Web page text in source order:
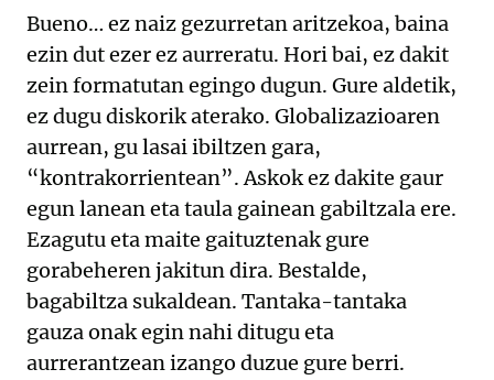
Bueno… ez naiz gezurretan aritzekoa, baina
ezin dut ezer ez aurreratu. Hori bai, ez dakit
zein formatutan egingo dugun. Gure aldetik,
ez dugu diskorik aterako. Globalizazioaren
aurrean, gu lasai ibiltzen gara,
“kontrakorrientean”. Askok ez dakite gaur
egun lanean eta taula gainean gabiltzala ere.
Ezagutu eta maite gaituztenak gure
gorabeheren jakitun dira. Bestalde,
bagabiltza sukaldean. Tantaka-tantaka
gauza onak egin nahi ditugu eta
aurrerantzean izango duzue gure berri.